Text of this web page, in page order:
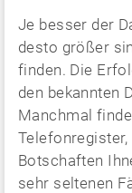
Je besser der
desto größer
finden. Die
den bekannten
Manchmal
Botschaften
sehr seltenen